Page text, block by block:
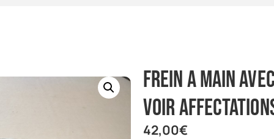
frein a main
voir
42,00€